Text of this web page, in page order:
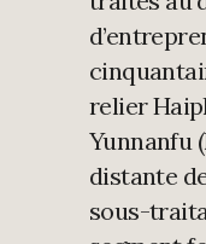
relier
Yunnanfu
distante
sous-